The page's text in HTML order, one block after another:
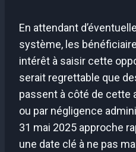
En attendant
système, les
intérêt à saisir cette
serait regrettable que
passent à côté de cette
ou par négligence
31 mai 2025 approche
une date clé à ne pas